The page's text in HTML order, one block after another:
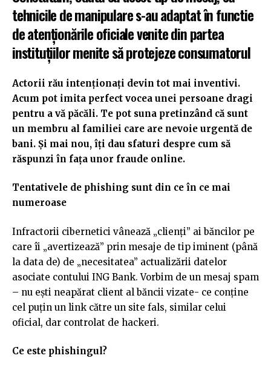
tehnicile de manipulare s-au adaptat în functie
de atenționările oficiale venite din partea
instituțiilor menite să protejeze consumatorul
Actorii rău intenționați devin tot mai inventivi.
Acum pot imita perfect vocea unei persoane dragi
pentru a vă păcăli. Te pot suna pretinzând că sunt
un membru al familiei care are nevoie urgentă de
bani. Și mai nou, îți dau sfaturi despre cum să
răspunzi în fața unor fraude online.
Tentativele de phishing sunt din ce în ce mai
numeroase
Infractorii cibernetici vânează „clienți” ai băncilor pe
care îi „avertizează” prin mesaje de tip iminent (până
la data de) de „necesitatea” actualizării datelor
asociate contului ING Bank. Vorbim de un mesaj spam
– nu ești neapărat client al băncii vizate- ce conține
cel puțin un link către un site fals, similar celui
oficial, dar controlat de hackeri.
Ce este phishingul?